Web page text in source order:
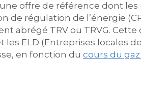
offre de référence dont
régulation de l’énergie
abrégé TRV ou TRVG.
ELD (Entreprises locales
en fonction du cours du